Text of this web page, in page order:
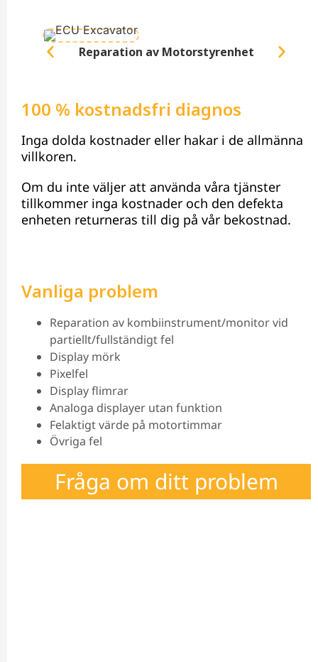
Reparation av Motorstyrenhet
100 % kostnadsfri diagnos
Inga dolda kostnader eller hakar i de allmänna
villkoren.
Om du inte väljer att använda våra tjänster
tillkommer inga kostnader och den defekta
enheten returneras till dig på vår bekostnad.
Vanliga problem
Reparation av kombiinstrument/monitor vid
partiellt/fullständigt fel
Display mörk
Pixelfel
Display flimrar
Analoga displayer utan funktion
Felaktigt värde på motortimmar
Övriga fel
Fråga om ditt problem